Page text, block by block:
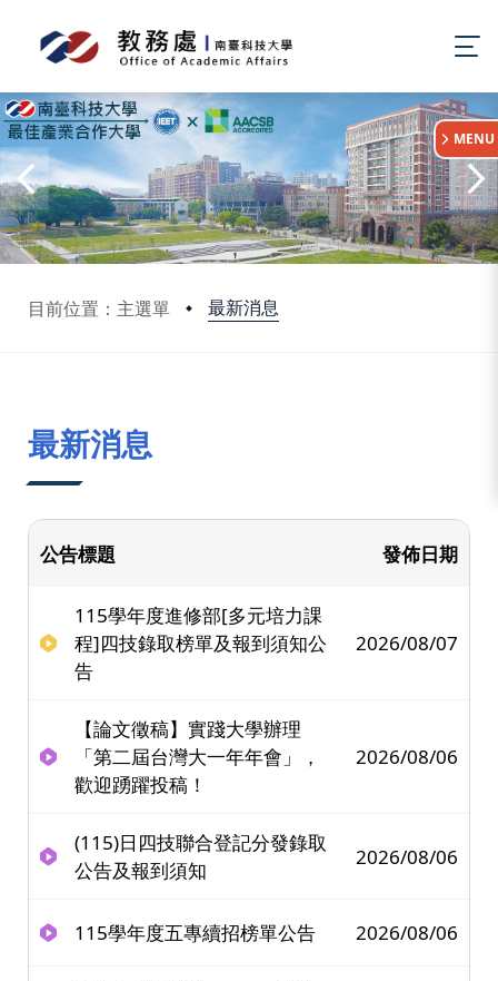
目前位置：主選單 最新消息
:::
MENU
最新消息
公告標題 發佈日期
115學年度進修部[多元培力課
程]四技錄取榜單及報到須知公
告
2026/08/07
【論文徵稿】實踐大學辦理
「第二屆台灣大一年年會」，
歡迎踴躍投稿！
2026/08/06
(115)日四技聯合登記分發錄取
公告及報到須知
2026/08/06
115學年度五專續招榜單公告 2026/08/06